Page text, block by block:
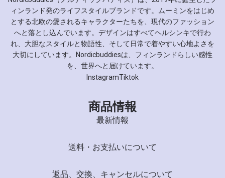
ィンランド発のライフスタイルブランドです。ムーミンをはじめ
とする北欧の愛されるキャラクターたちを、現代のファッション
へと落とし込んでいます。デザインはすべてヘルシンキで行わ
れ、大胆なスタイルと物語性、そして日常で着やすい心地よさを
大切にしています。Nordicbuddiesは、フィンランドらしい感性
を、世界へと届けています。
InstagramTiktok
商品情報
最新情報
送料・お支払いについて
返品、交換、キャンセルについて